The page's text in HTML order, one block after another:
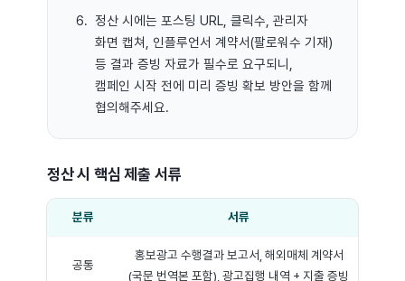
정산 시에는 포스팅 URL, 클릭수, 관리자
화면 캡쳐, 인플루언서 계약서(팔로워수 기재)
등 결과 증빙 자료가 필수로 요구되니,
캠페인 시작 전에 미리 증빙 확보 방안을 함께
협의해주세요.
정산 시 핵심 제출 서류
분류 서류
공통
홍보광고 수행결과 보고서, 해외매체 계약서
(국문 번역본 포함), 광고집행 내역 + 지출 증빙